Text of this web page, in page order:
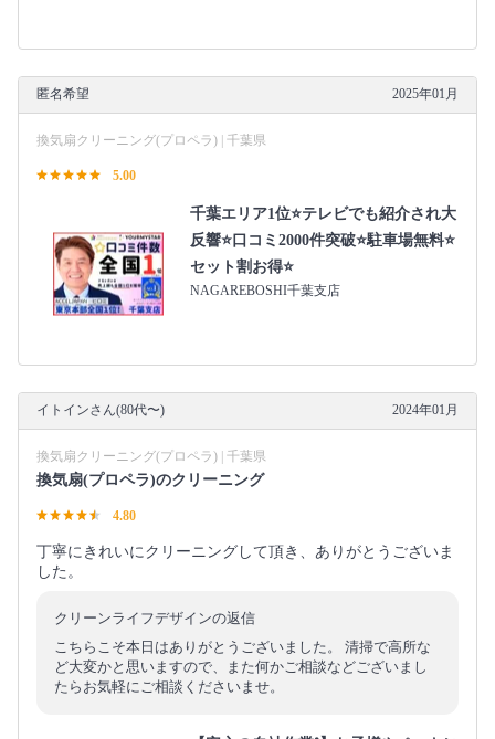
匿名希望 2025年01月
換気扇クリーニング(プロペラ) | 千葉県
5.00
千葉エリア1位⭐テレビでも紹介され大
反響⭐️口コミ2000件突破⭐️駐車場無料⭐
セット割お得⭐
NAGAREBOSHI千葉支店
イトインさん(80代〜) 2024年01月
換気扇クリーニング(プロペラ) | 千葉県
換気扇(プロペラ)のクリーニング
4.80
丁寧にきれいにクリーニングして頂き、ありがとうございま
した。
クリーンライフデザインの返信
こちらこそ本日はありがとうございました。 清掃で高所な
ど大変かと思いますので、また何かご相談などございまし
たらお気軽にご相談くださいませ。